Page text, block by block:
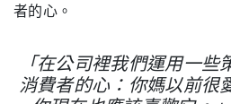
者的心。
「在公司裡我們運用一
消費者的心：你媽以前很